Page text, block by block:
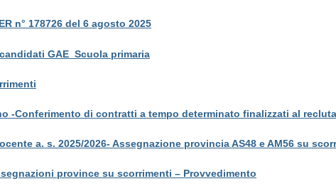
n° 178726 del 6 agosto 2025
GAE_Scuola primaria
-Conferimento di contratti a tempo determinato finalizzati al
a. s. 2025/2026- Assegnazione provincia AS48 e AM56 su
province su scorrimenti – Provvedimento